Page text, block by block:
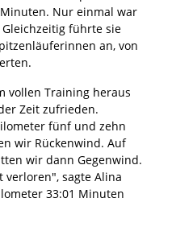
Nur einmal war
führte sie
an, von
vollen Training heraus
Zeit zufrieden.
fünf und zehn
wir Rückenwind. Auf
wir dann Gegenwind.
verloren", sagte Alina
33:01 Minuten